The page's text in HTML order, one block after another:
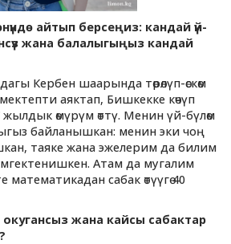
айтып берсеңиз: кандай үй-
жана балалыгыңыз кандай
Кербен шаарында төрөлүп-өскөм
аяктап, Бишкекке көчүп
өмүрүм өттү. Менин үй-бүлөм
байланышкан: менин эки чоң
таяке жана эжелерим да билим
Атам да мугалим
сабак өтүүгө 40
жана кайсы сабактар